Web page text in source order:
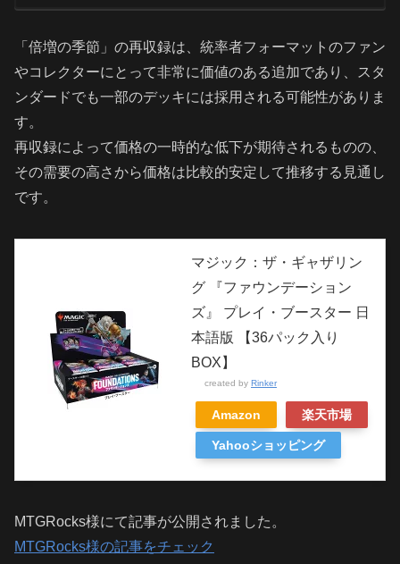
「倍増の季節」の再収録は、統率者フォーマットのファン
やコレクターにとって非常に価値のある追加であり、スタ
ンダードでも一部のデッキには採用される可能性がありま
す。
再収録によって価格の一時的な低下が期待されるものの、
その需要の高さから価格は比較的安定して推移する見通し
です。
マジック：ザ・ギャザリン
グ 『ファウンデーション
ズ』 プレイ・ブースター 日
本語版 【36パック入り
BOX】
created by Rinker
Amazon 楽天市場
Yahooショッピング
MTGRocks様にて記事が公開されました。
MTGRocks様の記事をチェック